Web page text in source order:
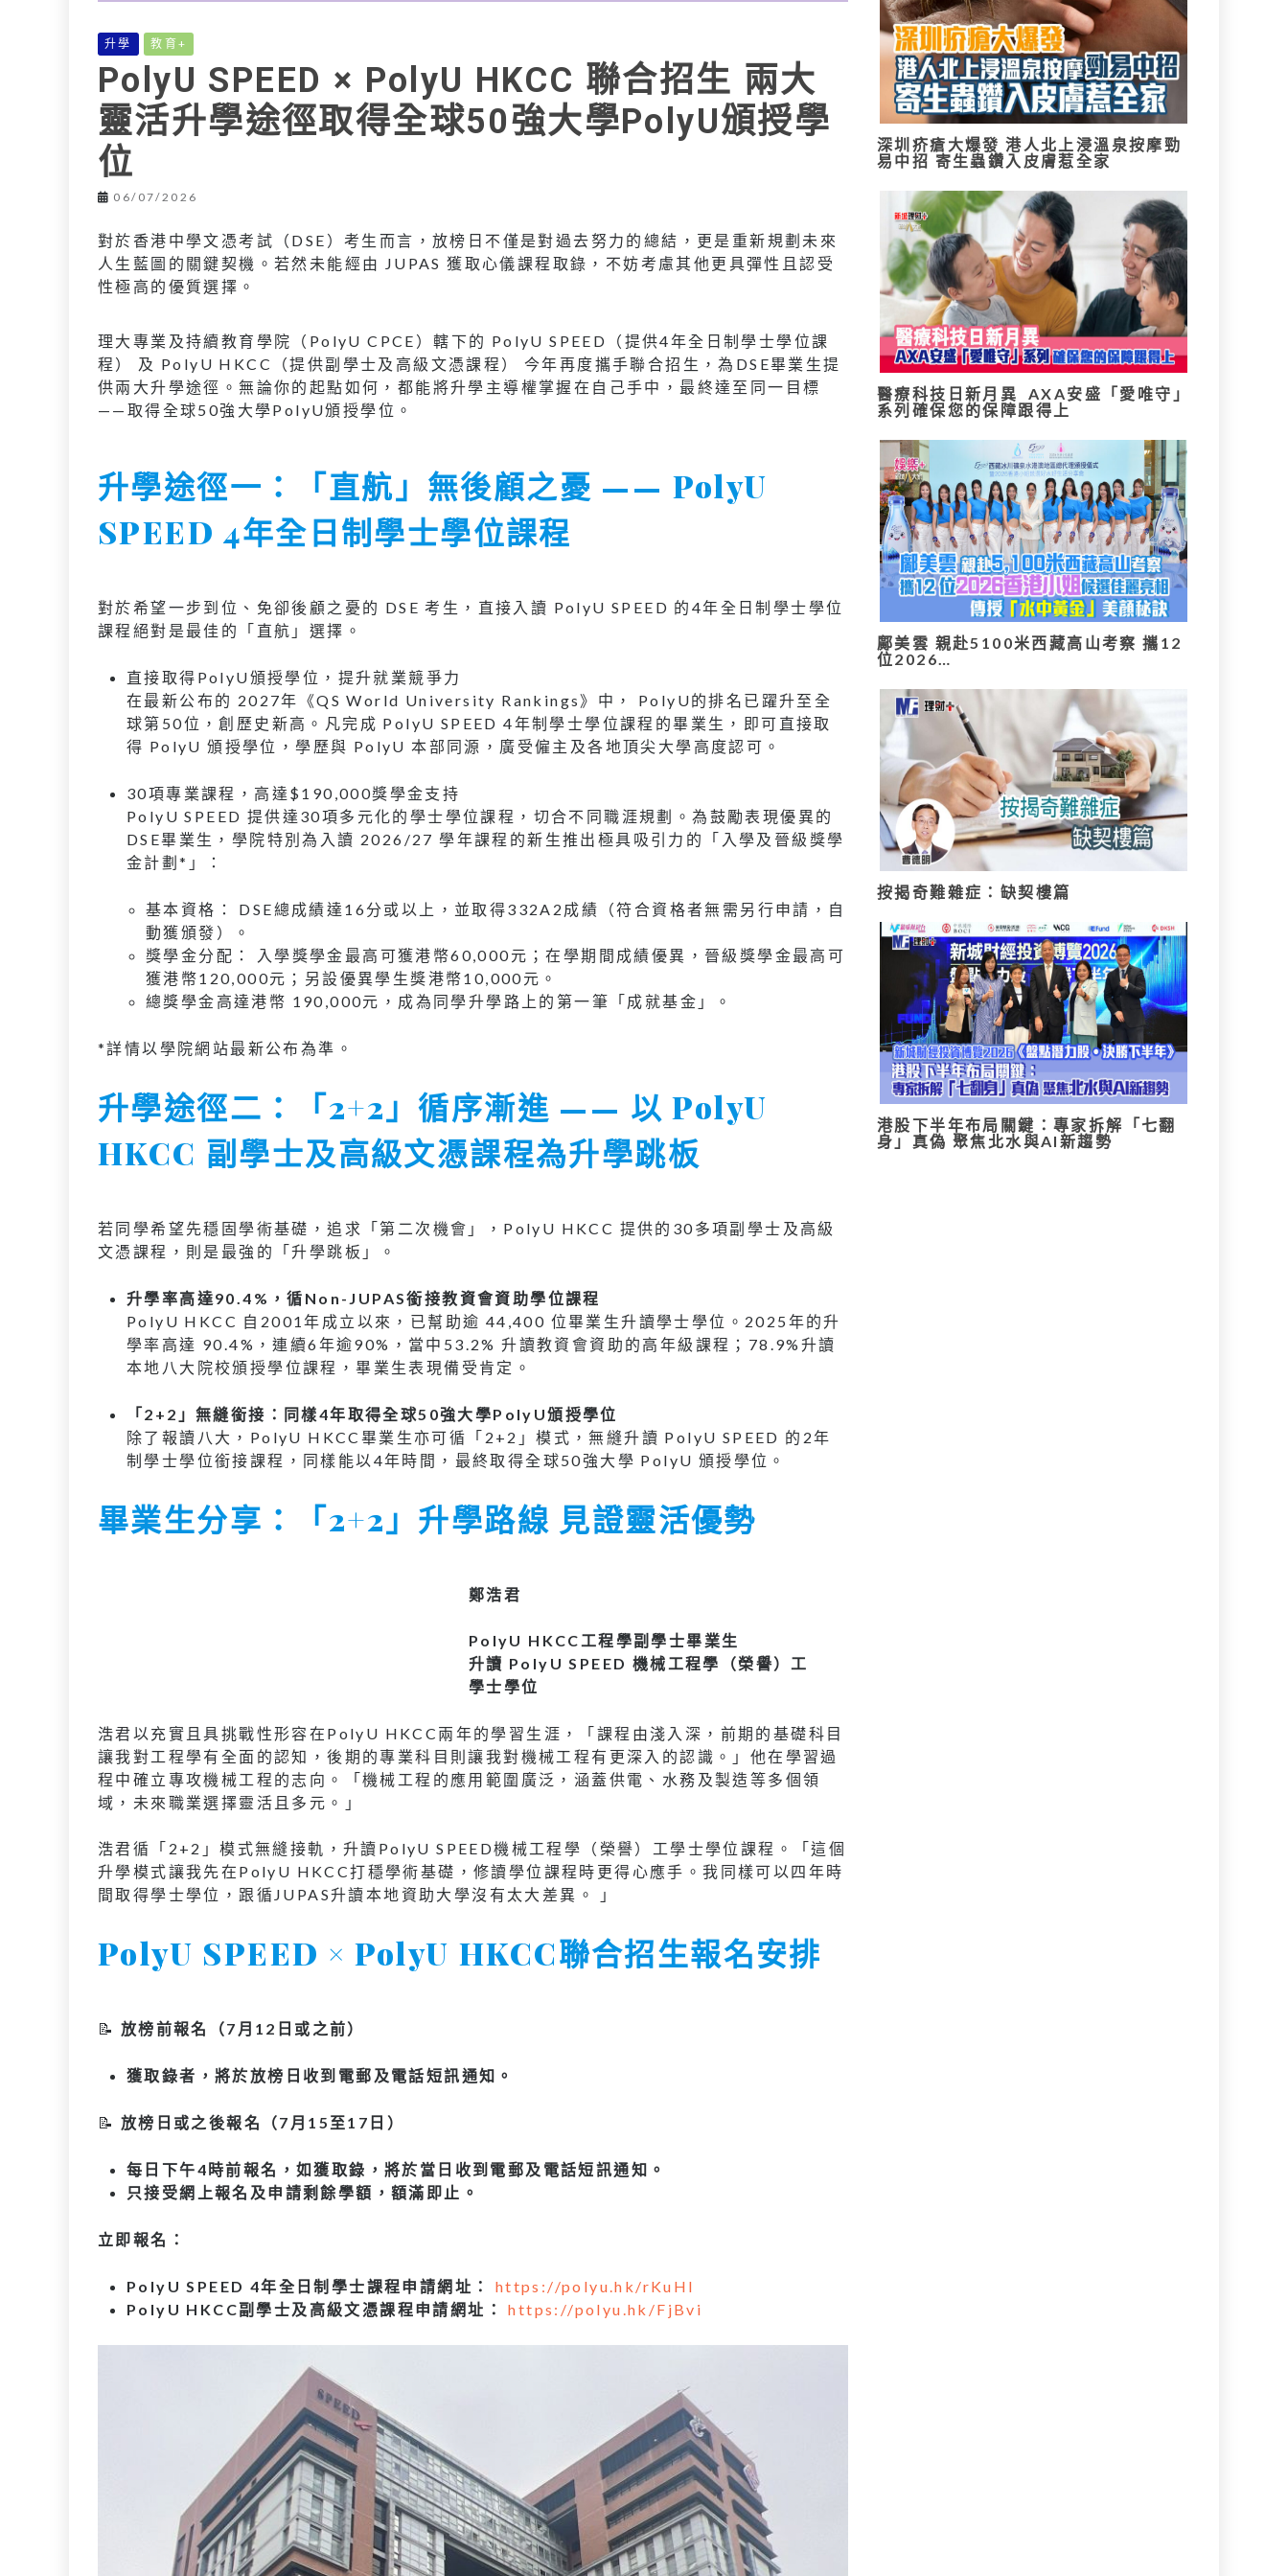
升學 教育+
PolyU SPEED × PolyU HKCC 聯合招生 兩大
靈活升學途徑取得全球50強大學PolyU頒授學
位
06/07/2026
對於香港中學文憑考試（DSE）考生而言，放榜日不僅是對過去努力的總結，更是重新規劃未來
人生藍圖的關鍵契機。若然未能經由 JUPAS 獲取心儀課程取錄，不妨考慮其他更具彈性且認受
性極高的優質選擇。
理大專業及持續教育學院（PolyU CPCE）轄下的 PolyU SPEED（提供4年全日制學士學位課
程） 及 PolyU HKCC（提供副學士及高級文憑課程） 今年再度攜手聯合招生，為DSE畢業生提
供兩大升學途徑。無論你的起點如何，都能將升學主導權掌握在自己手中，最終達至同一目標
——取得全球50強大學PolyU頒授學位。
升學途徑一：「直航」無後顧之憂 —— PolyU
SPEED 4年全日制學士學位課程
對於希望一步到位、免卻後顧之憂的 DSE 考生，直接入讀 PolyU SPEED 的4年全日制學士學位
課程絕對是最佳的「直航」選擇。
直接取得PolyU頒授學位，提升就業競爭力
在最新公布的 2027年《QS World University Rankings》中， PolyU的排名已躍升至全
球第50位，創歷史新高。凡完成 PolyU SPEED 4年制學士學位課程的畢業生，即可直接取
得 PolyU 頒授學位，學歷與 PolyU 本部同源，廣受僱主及各地頂尖大學高度認可。
30項專業課程，高達$190,000獎學金支持
PolyU SPEED 提供達30項多元化的學士學位課程，切合不同職涯規劃。為鼓勵表現優異的
DSE畢業生，學院特別為入讀 2026/27 學年課程的新生推出極具吸引力的「入學及晉級獎學
金計劃*」：
基本資格： DSE總成績達16分或以上，並取得332A2成績（符合資格者無需另行申請，自
動獲頒發）。
獎學金分配： 入學獎學金最高可獲港幣60,000元；在學期間成績優異，晉級獎學金最高可
獲港幣120,000元；另設優異學生獎港幣10,000元。
總獎學金高達港幣 190,000元，成為同學升學路上的第一筆「成就基金」。
*詳情以學院網站最新公布為準。
升學途徑二：「2+2」循序漸進 —— 以 PolyU
HKCC 副學士及高級文憑課程為升學跳板
若同學希望先穩固學術基礎，追求「第二次機會」，PolyU HKCC 提供的30多項副學士及高級
文憑課程，則是最強的「升學跳板」。
升學率高達90.4%，循Non-JUPAS銜接教資會資助學位課程
PolyU HKCC 自2001年成立以來，已幫助逾 44,400 位畢業生升讀學士學位。2025年的升
學率高達 90.4%，連續6年逾90%，當中53.2% 升讀教資會資助的高年級課程；78.9%升讀
本地八大院校頒授學位課程，畢業生表現備受肯定。
「2+2」無縫銜接：同樣4年取得全球50強大學PolyU頒授學位
除了報讀八大，PolyU HKCC畢業生亦可循「2+2」模式，無縫升讀 PolyU SPEED 的2年
制學士學位銜接課程，同樣能以4年時間，最終取得全球50強大學 PolyU 頒授學位。
畢業生分享：「2+2」升學路線 見證靈活優勢
鄭浩君
PolyU HKCC工程學副學士畢業生
升讀 PolyU SPEED 機械工程學（榮譽）工
學士學位
浩君以充實且具挑戰性形容在PolyU HKCC兩年的學習生涯，「課程由淺入深，前期的基礎科目
讓我對工程學有全面的認知，後期的專業科目則讓我對機械工程有更深入的認識。」他在學習過
程中確立專攻機械工程的志向。「機械工程的應用範圍廣泛，涵蓋供電、水務及製造等多個領
域，未來職業選擇靈活且多元。」
浩君循「2+2」模式無縫接軌，升讀PolyU SPEED機械工程學（榮譽）工學士學位課程。「這個
升學模式讓我先在PolyU HKCC打穩學術基礎，修讀學位課程時更得心應手。我同樣可以四年時
間取得學士學位，跟循JUPAS升讀本地資助大學沒有太大差異。 」
PolyU SPEED × PolyU HKCC聯合招生報名安排
📝 放榜前報名（7月12日或之前）
獲取錄者，將於放榜日收到電郵及電話短訊通知。
📝 放榜日或之後報名（7月15至17日）
每日下午4時前報名，如獲取錄，將於當日收到電郵及電話短訊通知。
只接受網上報名及申請剩餘學額，額滿即止。
立即報名：
PolyU SPEED 4年全日制學士課程申請網址：
https://polyu.hk/rKuHl
PolyU HKCC副學士及高級文憑課程申請網址：
https://polyu.hk/FjBvi
深圳疥瘡大爆發 港人北上浸溫泉按摩勁
易中招 寄生蟲鑽入皮膚惹全家
醫療科技日新月異 AXA安盛「愛唯守」
系列確保您的保障跟得上
鄺美雲 親赴5100米西藏高山考察 攜12
位2026…
按揭奇難雜症：缺契樓篇
港股下半年布局關鍵：專家拆解「七翻
身」真偽 聚焦北水與AI新趨勢